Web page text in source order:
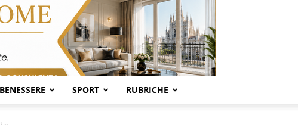
SPORT RUBRICHE